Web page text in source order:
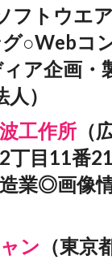
フトウエ
グ○Webコ
ア企画・
）
工作所 （
丁目11番
業◎画像
ン （東京